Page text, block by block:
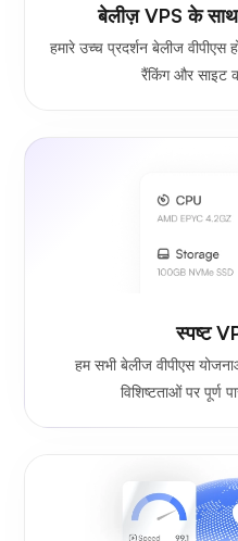
बेलीज़ VPS के साथ
हमारे उच्च प्रदर्शन बेलीज
रैंकिंग और साइट
स्पष्ट
हम सभी बेलीज वीपीएस
विशिष्टताओं पर पूर्ण